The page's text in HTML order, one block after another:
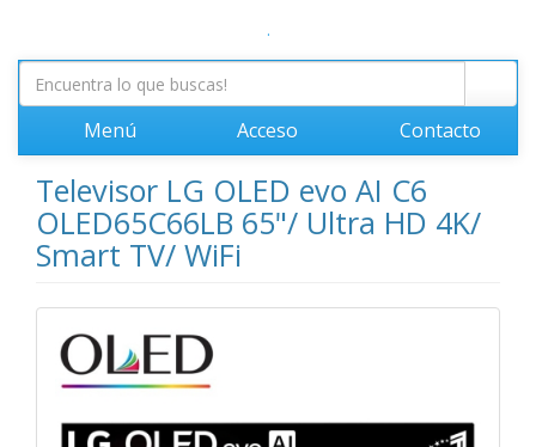
.
Menú Acceso Contacto
Televisor LG OLED evo AI C6
OLED65C66LB 65"/ Ultra HD 4K/
Smart TV/ WiFi